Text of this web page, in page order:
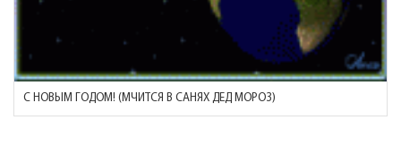
С НОВЫМ ГОДОМ! (МЧИТСЯ В САНЯХ ДЕД МОРОЗ)